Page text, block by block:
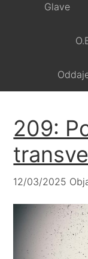
Glave
209:
12/03/2025